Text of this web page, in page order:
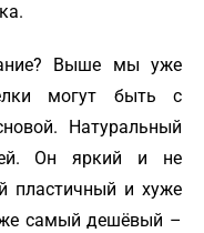
Выше мы уже
могут быть с
Натуральный
Он яркий и не
пластичный и хуже
же самый дешёвый –